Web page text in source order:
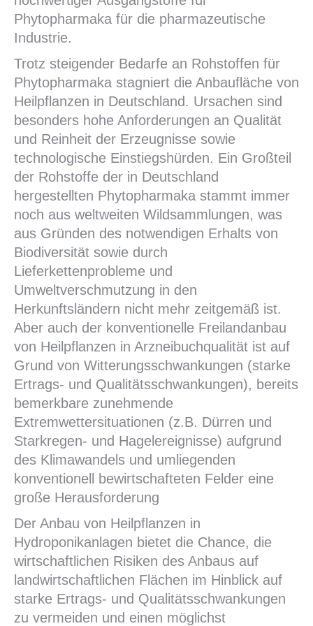
Phytopharmaka für die pharmazeutische
Industrie.
Trotz steigender Bedarfe an Rohstoffen für
Phytopharmaka stagniert die Anbaufläche von
Heilpflanzen in Deutschland. Ursachen sind
besonders hohe Anforderungen an Qualität
und Reinheit der Erzeugnisse sowie
technologische Einstiegshürden. Ein Großteil
der Rohstoffe der in Deutschland
hergestellten Phytopharmaka stammt immer
noch aus weltweiten Wildsammlungen, was
aus Gründen des notwendigen Erhalts von
Biodiversität sowie durch
Lieferkettenprobleme und
Umweltverschmutzung in den
Herkunftsländern nicht mehr zeitgemäß ist.
Aber auch der konventionelle Freilandanbau
von Heilpflanzen in Arzneibuchqualität ist auf
Grund von Witterungsschwankungen (starke
Ertrags- und Qualitätsschwankungen), bereits
bemerkbare zunehmende
Extremwettersituationen (z.B. Dürren und
Starkregen- und Hagelereignisse) aufgrund
des Klimawandels und umliegenden
konventionell bewirtschafteten Felder eine
große Herausforderung
Der Anbau von Heilpflanzen in
Hydroponikanlagen bietet die Chance, die
wirtschaftlichen Risiken des Anbaus auf
landwirtschaftlichen Flächen im Hinblick auf
starke Ertrags- und Qualitätsschwankungen
zu vermeiden und einen möglichst